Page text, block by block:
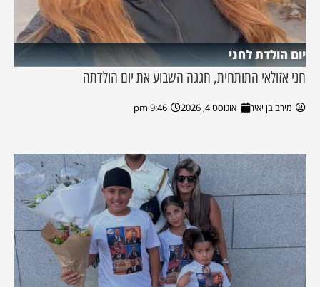
יום הולדת לחני
חני אזולאי התותחית, חגגה השבוע את יום הולדתה
מירב בן יאיר אוגוסט 4, 2026 9:46 pm